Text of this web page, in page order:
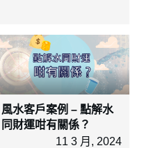
風水客戶案例 – 點解水
同財運咁有關係？
11 3 月, 2024